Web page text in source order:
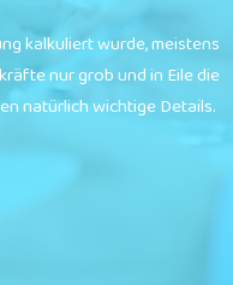
kalkuliert wurde, meistens
nur grob und in Eile die
natürlich wichtige Details.